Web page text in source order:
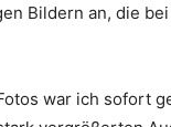
Bildern an, die
war ich sofort